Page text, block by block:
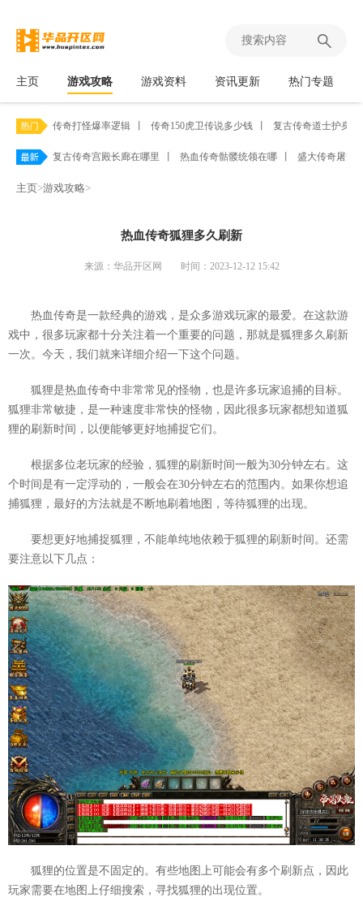
主页 游戏攻略 游戏资料 资讯更新 热门专题
传奇打怪爆率逻辑 传奇150虎卫传说多少钱 复古传奇道士护身符
复古传奇宫殿长廊在哪里 热血传奇骷髅统领在哪 盛大传奇屠龙
主页>游戏攻略>
热血传奇狐狸多久刷新
来源：华品开区网 时间：2023-12-12 15:42
热血传奇是一款经典的游戏，是众多游戏玩家的最爱。在这款游
戏中，很多玩家都十分关注着一个重要的问题，那就是狐狸多久刷新
一次。今天，我们就来详细介绍一下这个问题。
狐狸是热血传奇中非常常见的怪物，也是许多玩家追捕的目标。
狐狸非常敏捷，是一种速度非常快的怪物，因此很多玩家都想知道狐
狸的刷新时间，以便能够更好地捕捉它们。
根据多位老玩家的经验，狐狸的刷新时间一般为30分钟左右。这
个时间是有一定浮动的，一般会在30分钟左右的范围内。如果你想追
捕狐狸，最好的方法就是不断地刷着地图，等待狐狸的出现。
要想更好地捕捉狐狸，不能单纯地依赖于狐狸的刷新时间。还需
要注意以下几点：
狐狸的位置是不固定的。有些地图上可能会有多个刷新点，因此
玩家需要在地图上仔细搜索，寻找狐狸的出现位置。